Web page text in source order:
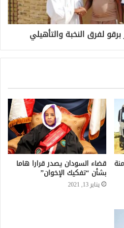
قضاء السودان يصدر قرارا هاما
بشأن “تفكيك الإخوان”
يناير 13, 2021